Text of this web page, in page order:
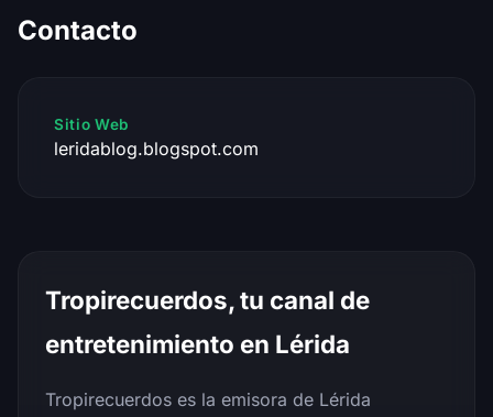
Contacto
Sitio Web
leridablog.blogspot.com
Tropirecuerdos, tu canal de
entretenimiento en Lérida
Tropirecuerdos es la emisora de Lérida